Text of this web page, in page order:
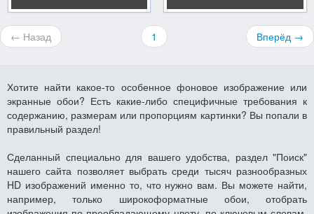
← Назад 1 Вперёд →
Хотите найти какое-то особенное фоновое изображение или
экранные обои? Есть какие-либо специфичные требования к
содержанию, размерам или пропорциям картинки? Вы попали в
правильный раздел!
Сделанный специально для вашего удобства, раздел "Поиск"
нашего сайта позволяет выбрать среди тысяч разнообразных
HD изображений именно то, что нужно вам. Вы можете найти,
например, только широкоформатные обои, отобрать